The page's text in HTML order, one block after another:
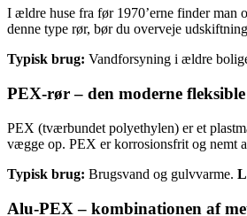
I ældre huse fra før 1970’erne finder man
denne type rør, bør du overveje
Typisk brug: Vandforsyning i ældre
PEX-rør – den moderne
PEX (tværbundet polyethylen) er et
vægge op. PEX er korrosionsfrit og nemt
Typisk brug: Brugsvand og gulvvarme.
Alu-PEX – kombinationen af